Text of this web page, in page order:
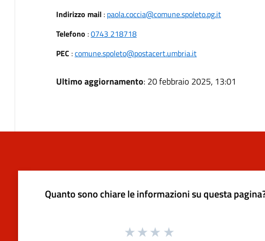
Indirizzo mail: paola.coccia@comune.spoleto.pg.it
Telefono :0743 218718
PEC :comune.spoleto@postacert.umbria.it
Ultimo aggiornamento: 20 febbraio 2025, 13:01
Quanto sono chiare le informazioni su questa